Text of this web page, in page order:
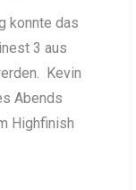
konnte das
3 aus
Kevin
Abends
Highfinish